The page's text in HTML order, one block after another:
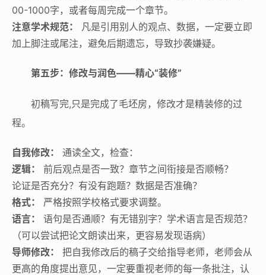
00-1000字，或者每周完成一个章节。
注意学术规范：
凡是引用别人的观点、数据，一定要立即
加上脚注或尾注，避免后期遗忘，导致抄袭嫌疑。
第五步：修改与润色——精心“装修”
初稿写完,只是完成了毛坯房，修改才是精装修的过
程。
自我修改：
通读全文，检查：
逻辑：
前后观点是否一致？章节之间衔接是否顺畅？
论证是否充分？有没有跑题？数据是否准确？
格式：
严格按照学校格式要求调整。
语言：
语句是否通顺？有无错别字？学术语言是否规范？
（可以尝试把论文朗读出来，更容易发现语病）
导师修改：
把自我修改后的稿子交给指导老师，老师会从
更高的角度提出意见，一定要重视老师的每一条批注，认